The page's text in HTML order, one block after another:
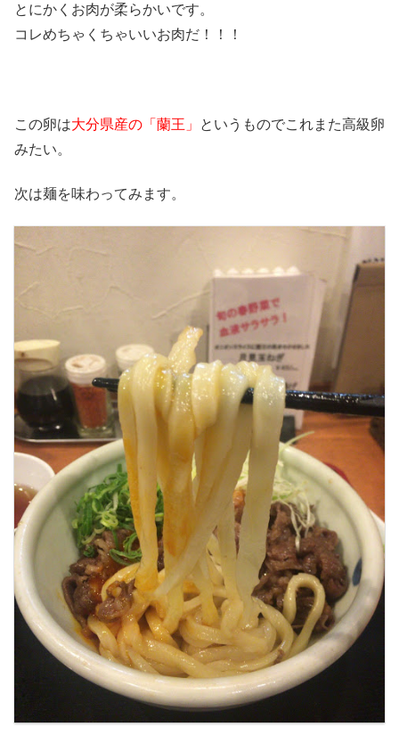
とにかくお肉が柔らかいです。
コレめちゃくちゃいいお肉だ！！！
この卵は大分県産の「蘭王」
というものでこれまた高級卵
みたい。
次は麺を味わってみます。